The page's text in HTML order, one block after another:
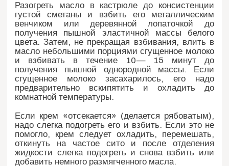
Разогреть масло в кастрюле до консистенции
густой сметаны и взбить его металлическим
венчиком или деревянной лопаточкой до
получения пышной эластичной массы белого
цвета. Затем, не прекращая взбивания, влить в
масло небольшими порциями сгущенное молоко
и взбивать в течение 10— 15 минут до
получения пышной однородной массы. Если
сгущенное молоко засахарилось, его надо
предварительно вскипятить и охладить до
комнатной температуры.
Если крем «отсекается» (делается рябоватым),
надо слегка подогреть его и взбить. Если это не
помогло, крем следует охладить, перемешать,
откинуть на частое сито и после отделения
жидкости слегка подогреть и снова взбить или
добавить немного размягченного масла.